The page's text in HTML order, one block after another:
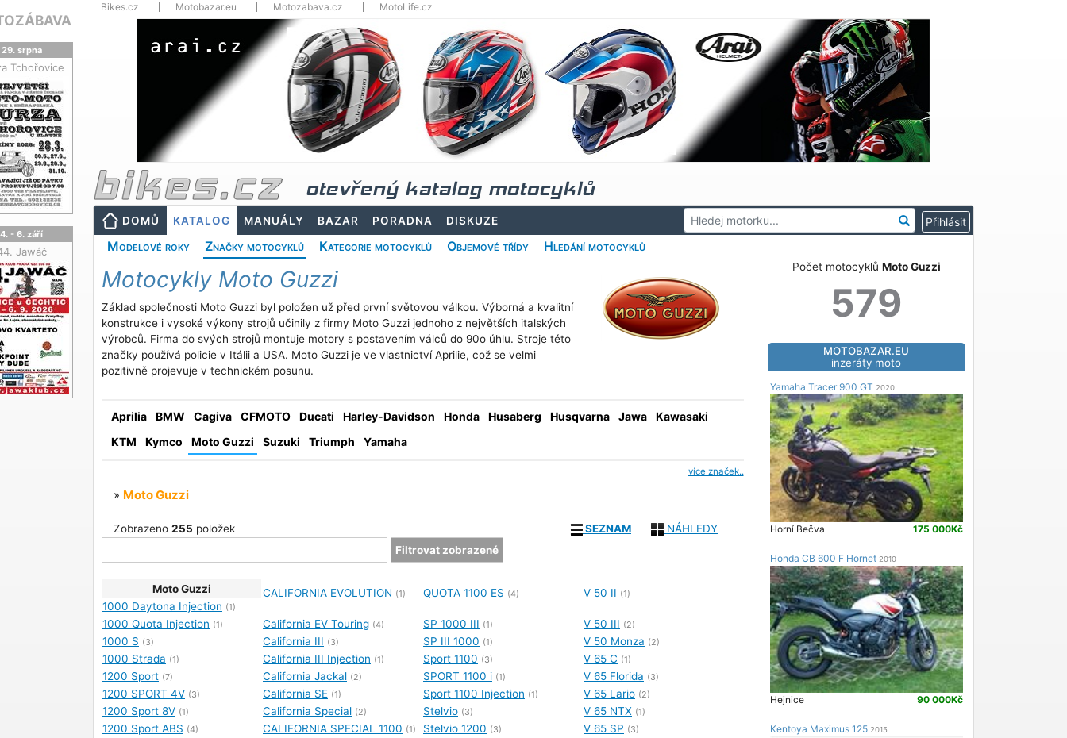
Bikes.cz Motobazar.eu Motozabava.cz MotoLife.cz
otevřený katalog motocyklů
DOMŮ KATALOG MANUÁLY BAZAR PORADNA DISKUZE
Modelové roky Značky motocyklů Kategorie motocyklů Objemové třídy Hledání motocyklů
Motocykly Moto Guzzi
Základ společnosti Moto Guzzi byl položen už před první světovou válkou. Výborná a kvalitní
konstrukce i vysoké výkony strojů učinily z firmy Moto Guzzi jednoho z největších italských
výrobců. Firma do svých strojů montuje motory s postavením válců do 90o úhlu. Stroje této
značky používá policie v Itálii a USA. Moto Guzzi je ve vlastnictví Aprilie, což se velmi
pozitivně projevuje v technickém posunu.
Aprilia BMW Cagiva CFMOTO Ducati Harley-Davidson Honda Husaberg Husqvarna Jawa
Kawasaki
KTM
Kymco Moto Guzzi Suzuki Triumph Yamaha
více značek..
» Moto Guzzi
Zobrazeno 255 položek SEZNAM NÁHLEDY
Moto Guzzi
1000 Daytona Injection (1)
CALIFORNIA EVOLUTION (1) QUOTA 1100 ES (4) V 50 II (1)
1000 Quota Injection (1) California EV Touring (4) SP 1000 III (1) V 50 III (2)
1000 S (3) California III (3) SP III 1000 (1) V 50 Monza (2)
1000 Strada (1) California III Injection (1) Sport 1100 (3) V 65 C (1)
1200 Sport (7) California Jackal (2) SPORT 1100 i (1) V 65 Florida (3)
1200 SPORT 4V (3) California SE (1) Sport 1100 Injection (1) V 65 Lario (2)
1200 Sport 8V (1) California Special (2) Stelvio (3) V 65 NTX (1)
1200 Sport ABS (4) CALIFORNIA SPECIAL 1100 (1) Stelvio 1200 (3) V 65 SP (3)
Počet motocyklů Moto Guzzi
579
MOTOBAZAR.EU
inzeráty moto
Yamaha Tracer 900 GT 2020
175 000Kč
Horní Bečva
Honda CB 600 F Hornet2010
90 000Kč
Hejnice
Kentoya Maximus 1252015
29. srpna
Tchořovice
4. - 6. září
Jawáč